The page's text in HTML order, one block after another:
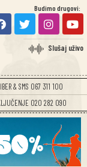
Budimo drugovi:
Slušaj uživo
& SMS 067 311 100
020 282 090